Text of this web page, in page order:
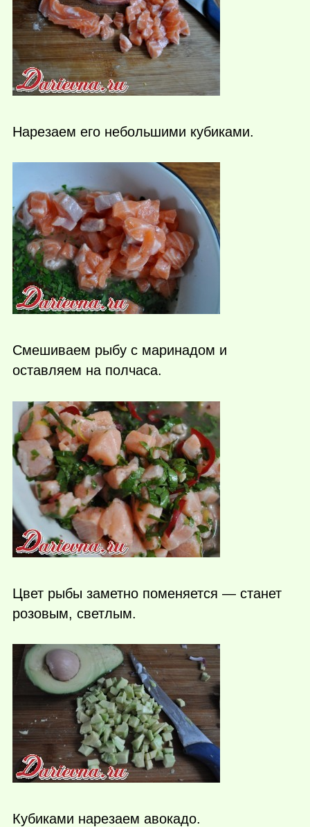
Нарезаем его небольшими кубиками.
Смешиваем рыбу с маринадом и
оставляем на полчаса.
Цвет рыбы заметно поменяется — станет
розовым, светлым.
Кубиками нарезаем авокадо.